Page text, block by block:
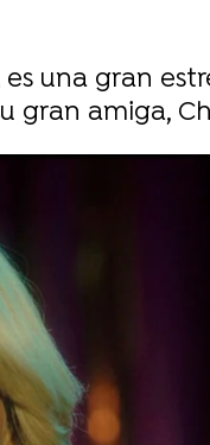
una gran
amiga,
tenido una